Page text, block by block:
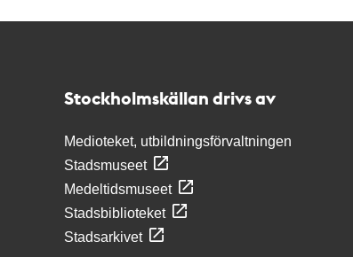
Stockholmskällan drivs av
Medioteket, utbildningsförvaltningen
Stadsmuseet
Medeltidsmuseet
Stadsbiblioteket
Stadsarkivet